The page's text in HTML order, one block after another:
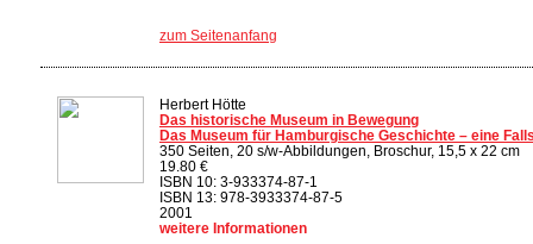
zum Seitenanfang
Herbert Hötte
Das historische Museum in Bewegung
Das Museum für Hamburgische Geschichte – eine
350 Seiten, 20 s/w-Abbildungen, Broschur, 15,5 x 22 cm
19.80 €
ISBN 10: 3-933374-87-1
ISBN 13: 978-3933374-87-5
2001
weitere Informationen